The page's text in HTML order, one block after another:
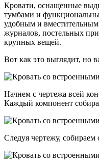
Кровати, оснащенные
тумбами и
удобным и
журналов, постельных
крупных вещей.
Вот как это выглядит, но
Начнем с чертежа всей
Каждый компонент
Следуя чертежу,